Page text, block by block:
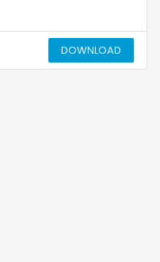
DOWNLOAD